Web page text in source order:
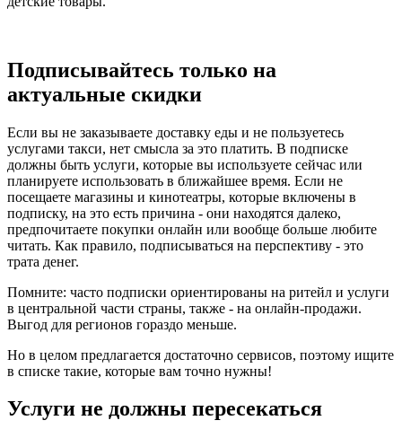
Подписывайтесь только на
актуальные скидки
Если вы не заказываете доставку еды и не пользуетесь
услугами такси, нет смысла за это платить. В подписке
должны быть услуги, которые вы используете сейчас или
планируете использовать в ближайшее время. Если не
посещаете магазины и кинотеатры, которые включены в
подписку, на это есть причина - они находятся далеко,
предпочитаете покупки онлайн или вообще больше любите
читать. Как правило, подписываться на перспективу - это
трата денег.
Помните: часто подписки ориентированы на ритейл и услуги
в центральной части страны, также - на онлайн-продажи.
Выгод для регионов гораздо меньше.
Но в целом предлагается достаточно сервисов, поэтому ищите
в списке такие, которые вам точно нужны!
Услуги не должны пересекаться